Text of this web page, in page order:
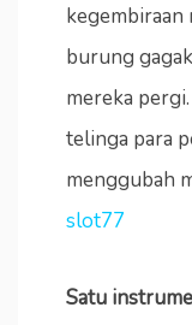
kegembiraan
burung
mereka
telinga para
menggubah
slot77
Satu